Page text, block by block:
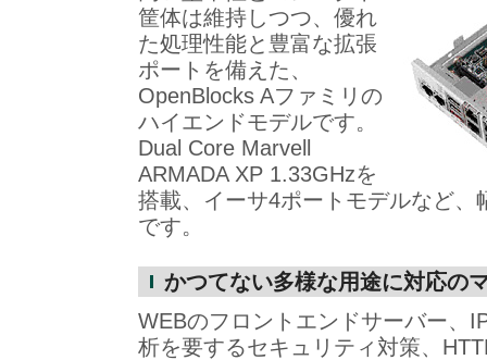
筐体は維持しつつ、優れ
た処理性能と豊富な拡張
ポートを備えた、
OpenBlocks Aファミリの
ハイエンドモデルです。
Dual Core Marvell
ARMADA XP 1.33GHzを
搭載、イーサ4ポートモデルなど、
です。
かつてない多様な用途に対応の
WEBのフロントエンドサーバー、
析を要するセキュリティ対策、